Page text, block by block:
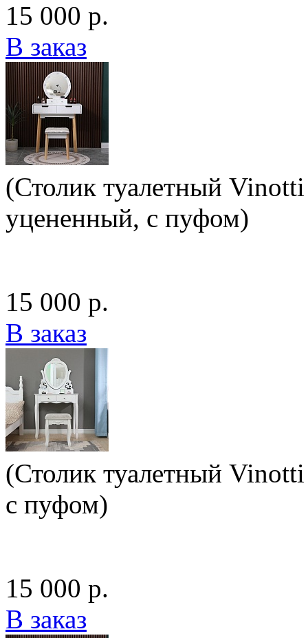
15 000 р.
В заказ
(Столик туалетный
уцененный, с пуфом)
15 000 р.
В заказ
(Столик туалетный
с пуфом)
15 000 р.
В заказ